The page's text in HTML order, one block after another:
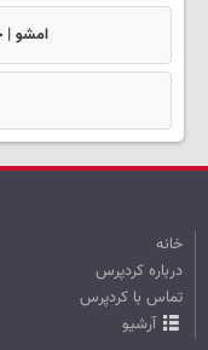
امشو |
خانه
درباره کردپرس
تماس با کردپرس
آرشیو